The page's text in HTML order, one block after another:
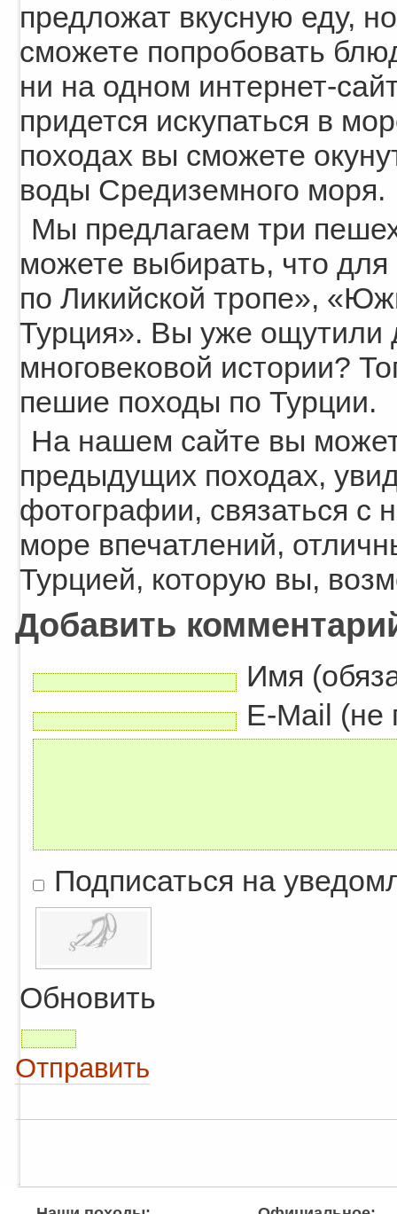
предложат вкусную еду,
сможете попробовать
ни на одном интернет-
придется искупаться в
походах вы сможете
воды Средиземного моря.
Мы предлагаем три
можете выбирать, что
по Ликийской тропе»,
Турция». Вы уже ощутили
многовековой истории?
пешие походы по Турции.
На нашем сайте вы
предыдущих походах,
фотографии, связаться с
море впечатлений,
Турцией, которую вы,
Добавить
Имя
E-Mail (не
Подписаться на
Обновить
Отправить